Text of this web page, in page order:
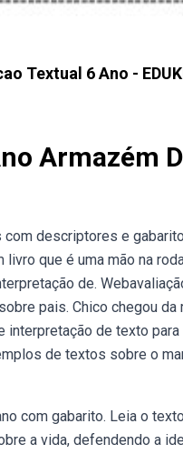
Textual 6 Ano -
Armazém
descriptores e
que é uma mão na
de.
pais. Chico chegou
de texto
de textos sobre o
com gabarito. Leia o
a vida, defendendo a